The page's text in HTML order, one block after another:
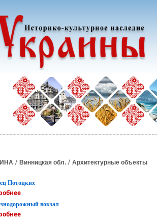
/ Винницкая обл. / Архитектурные объекты
Потоцких
вокзал